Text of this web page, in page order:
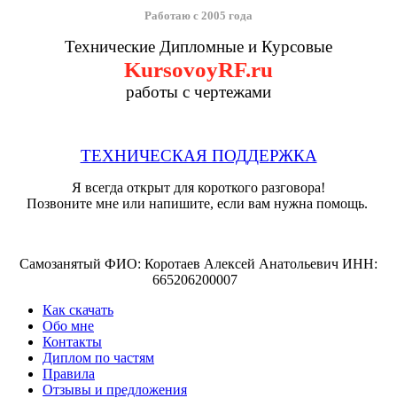
Работаю с 2005 года
Технические Дипломные и Курсовые
KursovoyRF.ru
работы с чертежами
ТЕХНИЧЕСКАЯ ПОДДЕРЖКА
Я всегда открыт для короткого разговора!
Позвоните мне или напишите, если вам нужна помощь.
Самозанятый ФИО: Коротаев Алексей Анатольевич ИНН:
665206200007
Как скачать
Обо мне
Контакты
Диплом по частям
Правила
Отзывы и предложения